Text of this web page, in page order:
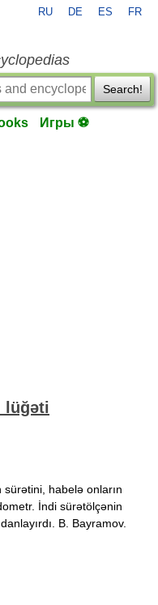
RU DE ES FR
Search!
Игры ⚽
lüğəti
habelə onların
İndi sürətölçənin
B. Bayramov.